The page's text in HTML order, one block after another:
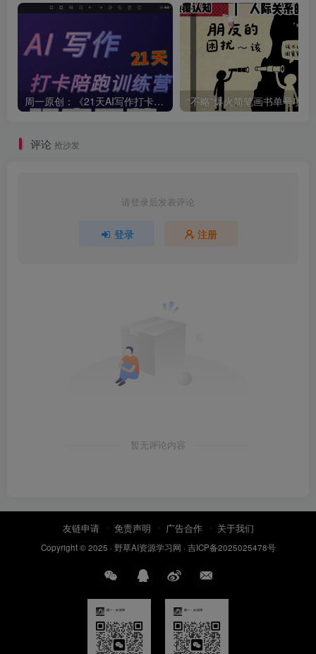
周一原创：《21天AI写作打卡陪跑训练营》全部内容讲解！（网站会员免费学习…）
评论 抢沙发
请登录后发表评论
登录 注册
暂无评论内容
友链申请 免责声明 广告合作 关于我们
Copyright © 2025 · 野草AI资源学习网 · 吉ICP备2025025478号